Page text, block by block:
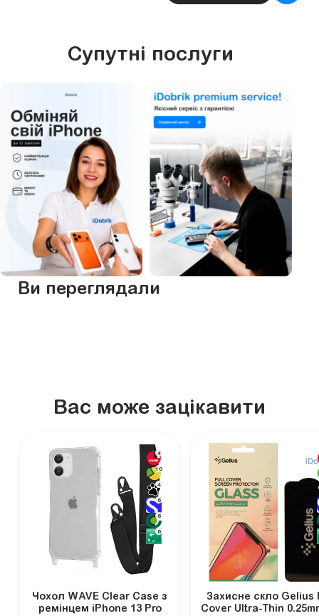
Супутні послуги
Ви переглядали
Вас може зацікавити
4
10
4
6
6
6
Чохол WAVE Clear Case з
ремінцем iPhone 13 Pro
Захисне скло Gelius
Cover Ultra-Thin